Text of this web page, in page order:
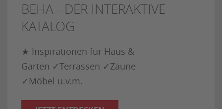
BEHA - DER INTERAKTIVE
KATALOG
★ Inspirationen für Haus &
Garten ✓Terrassen ✓Zäune
✓Möbel u.v.m.